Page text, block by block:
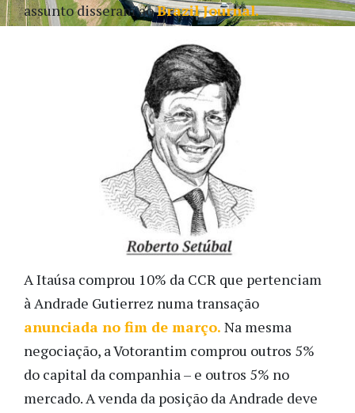
assunto disseram aoBrazil Journal.
A Itaúsa comprou 10% da CCR que pertenciam
à Andrade Gutierrez numa transação
anunciada no fim de março. Na mesma
negociação, a Votorantim comprou outros 5%
do capital da companhia – e outros 5% no
mercado. A venda da posição da Andrade deve